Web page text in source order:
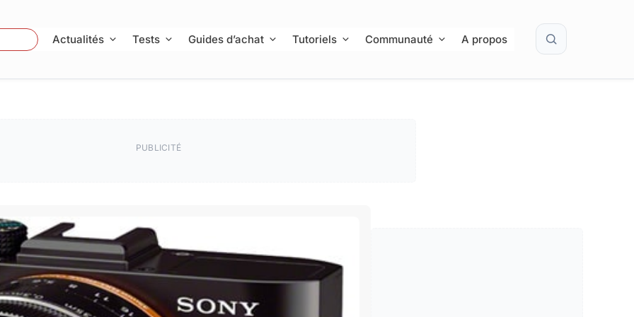
Actualités Tests Guides d’achat Tutoriels Communauté A propos Rechercher
PUBLICITÉ